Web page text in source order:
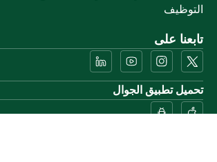
التوظيف
تابعنا على
تحميل تطبيق الجوال